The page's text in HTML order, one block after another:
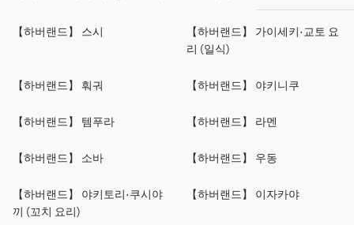
【하버랜드】 스시
【하버랜드】 가이세키·교토 요
리 (일식)
【하버랜드】 훠궈 【하버랜드】 야키니쿠
【하버랜드】 템푸라 【하버랜드】 라멘
【하버랜드】 소바 【하버랜드】 우동
【하버랜드】 야키토리·쿠시야
끼 (꼬치 요리)
【하버랜드】 이자카야